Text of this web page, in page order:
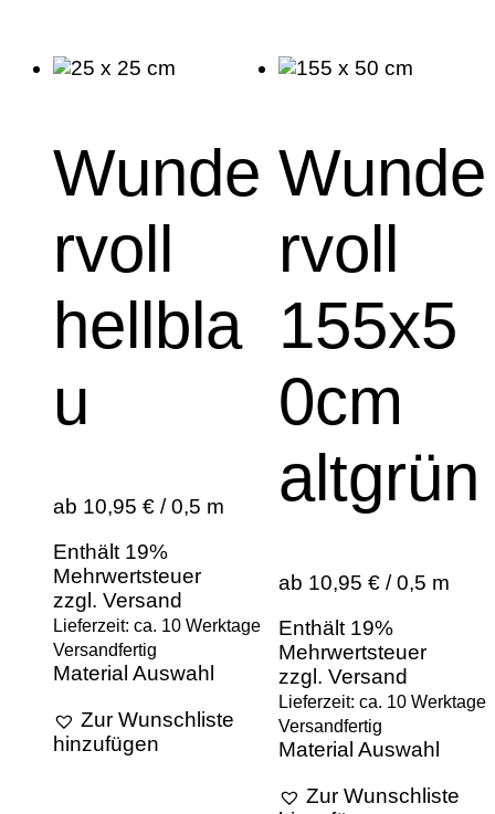
Wunde
rvoll
hellbla
u
ab 10,95 € / 0,5 m
Enthält 19%
Mehrwertsteuer
zzgl. Versand
Lieferzeit: ca. 10 Werktage
Versandfertig
Material Auswahl
Zur Wunschliste
hinzufügen
Wunde
rvoll
155x5
0cm
altgrün
ab 10,95 € / 0,5 m
Enthält 19%
Mehrwertsteuer
zzgl. Versand
Lieferzeit: ca. 10 Werktage
Versandfertig
Material Auswahl
Zur Wunschliste